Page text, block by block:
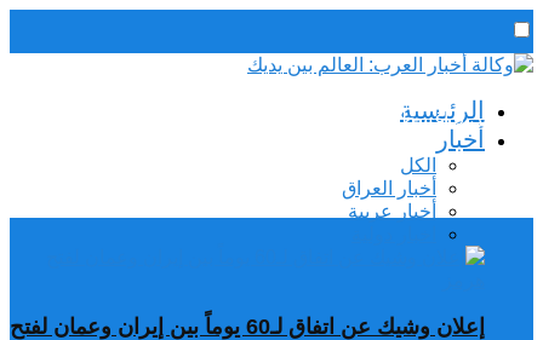
رئيس التحرير / د. اسماعيل الجنابي
الخميس,6 أغسطس, 2026الرئيسية
أخبار
الكل
أخبار العراق
أخبار عربية
إعلان وشيك عن اتفاق لـ60 يوماً بين إيران وعمان لفتح